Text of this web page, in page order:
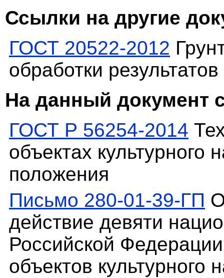
Ссылки на другие
ГОСТ 20522-2012
обработки
На данный документ
ГОСТ Р 56254-2014
объектах
положения
Письмо 280-01-39-ГП
действие девяти
Российской
объектов культурного